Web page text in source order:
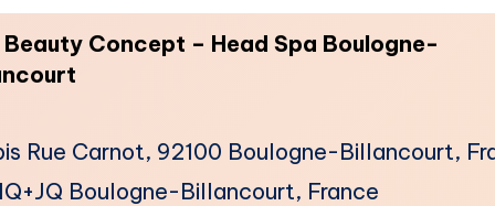
Concept – Head Spa Boulogne-
Rue Carnot, 92100 Boulogne-Billancourt,
Boulogne-Billancourt, France